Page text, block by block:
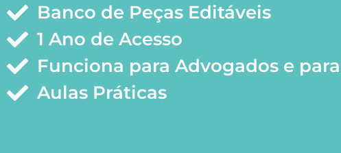
Banco de Peças Editáveis
1 Ano de Acesso
Funciona para Advogados e
Aulas Práticas